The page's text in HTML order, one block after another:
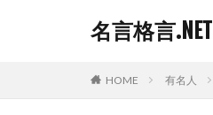
名言格言.NET
HOME 有名人